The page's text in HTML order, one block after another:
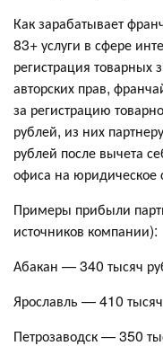
Как зарабатывает
83+ услуги в сфере
регистрация товарных
авторских прав,
за регистрацию
рублей, из них
рублей после вычета
офиса на юридическое
Примеры прибыли
источников компании):
Абакан — 340 тысяч
Ярославль — 410
Петрозаводск — 350